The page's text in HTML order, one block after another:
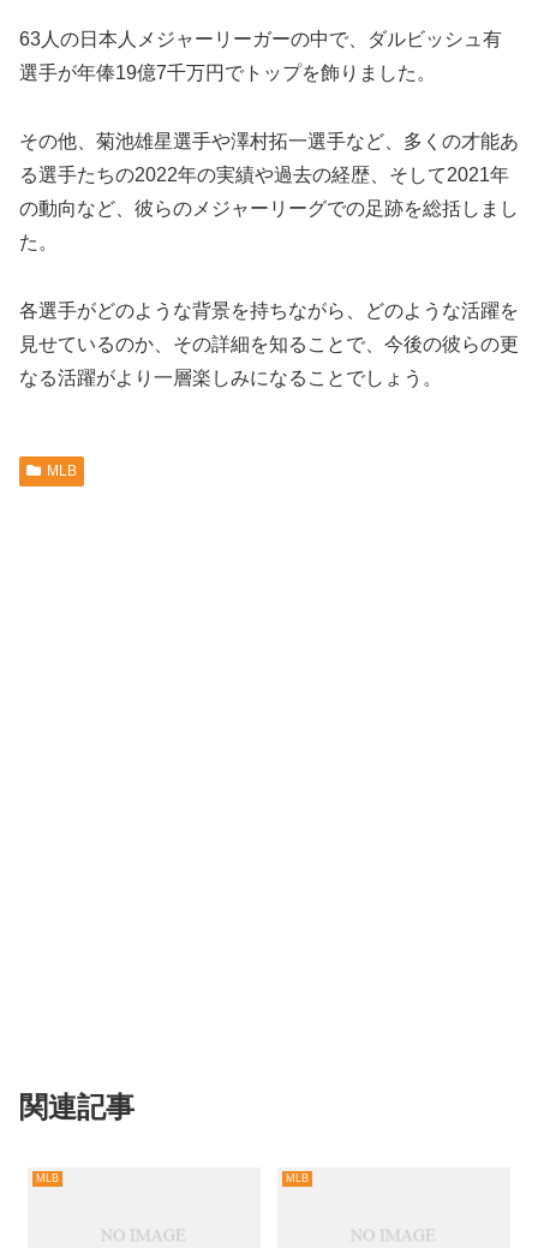
63人の日本人メジャーリーガーの中で、ダルビッシュ有
選手が年俸19億7千万円でトップを飾りました。
その他、菊池雄星選手や澤村拓一選手など、多くの才能あ
る選手たちの2022年の実績や過去の経歴、そして2021年
の動向など、彼らのメジャーリーグでの足跡を総括しまし
た。
各選手がどのような背景を持ちながら、どのような活躍を
見せているのか、その詳細を知ることで、今後の彼らの更
なる活躍がより一層楽しみになることでしょう。
MLB
関連記事
MLB MLB